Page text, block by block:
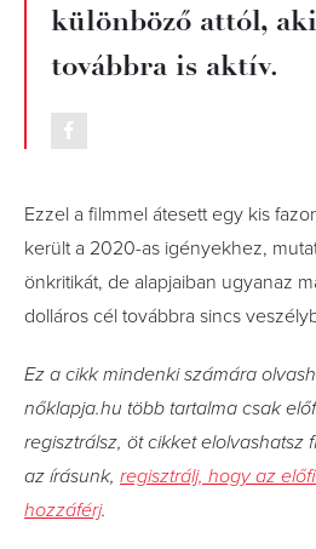
különböző attól,
továbbra is aktív.
Ezzel a filmmel átesett egy kis
került a 2020-as igényekhez,
önkritikát, de alapjaiban ugyanaz
dolláros cél továbbra sincs
Ez a cikk mindenki számára
nőklapja.hu több tartalma csak
regisztrálsz, öt cikket elolvashatsz
az írásunk, regisztrálj, hogy az
hozzáférj.